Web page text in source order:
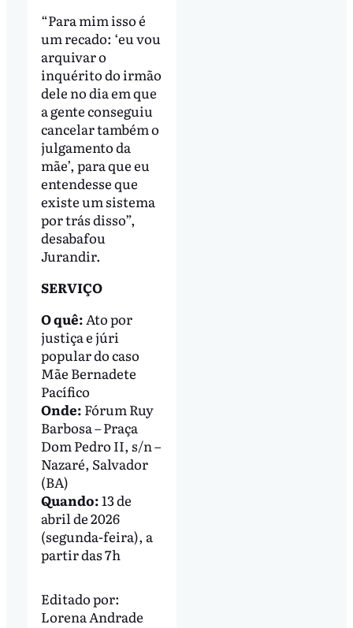
“Para mim isso é
um recado: ‘eu vou
arquivar o
inquérito do irmão
dele no dia em que
a gente conseguiu
cancelar também o
julgamento da
mãe’, para que eu
entendesse que
existe um sistema
por trás disso”,
desabafou
Jurandir.
SERVIÇO
O quê: Ato por
justiça e júri
popular do caso
Mãe Bernadete
Pacífico
Onde: Fórum Ruy
Barbosa – Praça
Dom Pedro II, s/n –
Nazaré, Salvador
(BA)
Quando:13 de
abril de 2026
(segunda-feira), a
partir das 7h
Editado por:
Lorena Andrade